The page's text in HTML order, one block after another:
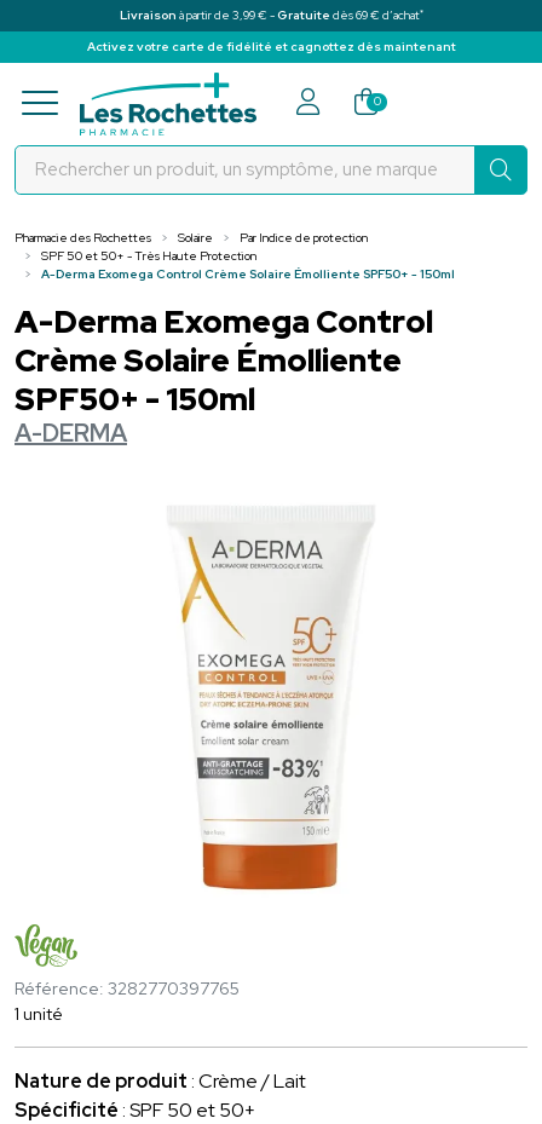
Livraison à partir de 3,99 € -Gratuite dès 69 € d’achat*
Activez votre carte de fidélité et cagnottez dès maintenant
Pharmacie des Rochettes Votre
0
Pharmacie des Rochettes Solaire
Par Indice de protection
SPF 50 et 50+ - Très Haute Protection
A-Derma Exomega Control Crème Solaire Émolliente SPF50+ - 150ml
A-Derma Exomega Control
Crème Solaire Émolliente
SPF50+ - 150ml
A-DERMA
Référence: 3282770397765
1 unité
Nature de produit : Crème / Lait
Spécificité : SPF 50 et 50+